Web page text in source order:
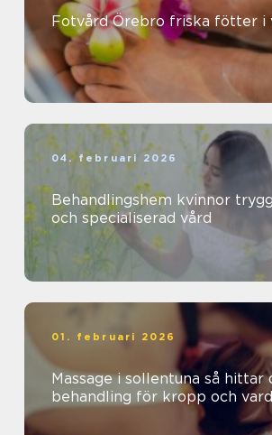
Fotvård Örebro friska
04. februari 2026
Behandlingshem kvinnor trygg omsorg
och specialiserad vård
01. februari 2026
Massage i sollentuna så hittar du rätt
behandling för kropp och